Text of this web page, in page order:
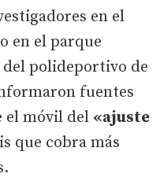
en el
en el parque
del polideportivo de
fuentes
el móvil del «ajuste
que cobra más